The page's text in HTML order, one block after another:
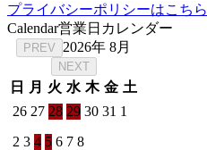
プライバシーポリシーはこちら
Calendar営業日カレンダー
PREV 2026年 8月
NEXT
日 月 火 水 木 金 土
26 27 28 29 30 31 1
2 3 4 5 6 7 8